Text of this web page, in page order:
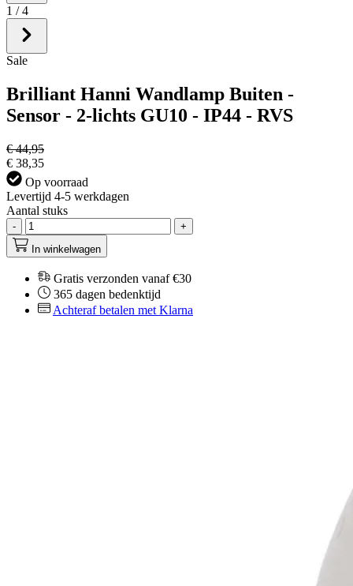
1 / 4
Sale
Brilliant Hanni Wandlamp Buiten -
Sensor - 2-lichts GU10 - IP44 - RVS
€ 44,95
€ 38,35
Op voorraad
Levertijd 4-5 werkdagen
Aantal stuks
-
+
In winkelwagen
Gratis verzonden vanaf €30
365 dagen bedenktijd
Achteraf betalen met Klarna